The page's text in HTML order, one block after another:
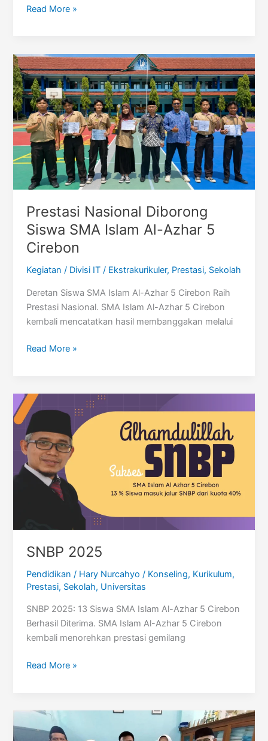
Jurnal
Q1
Read More »
Prestasi Nasional Diborong
Siswa SMA Islam Al-Azhar 5
Cirebon
Kegiatan / Divisi IT/ Ekstrakurikuler, Prestasi, Sekolah
Deretan Siswa SMA Islam Al-Azhar 5 Cirebon Raih
Prestasi Nasional. SMA Islam Al-Azhar 5 Cirebon
kembali mencatatkan hasil membanggakan melalui
Prestasi
Siswa
SMA
Islam
Al-
Azhar
5
Cirebon
Read More »
SNBP 2025
Pendidikan / Hary Nurcahyo / Konseling, Kurikulum,
Prestasi, Sekolah, Universitas
SNBP 2025: 13 Siswa SMA Islam Al-Azhar 5 Cirebon
Berhasil Diterima. SMA Islam Al-Azhar 5 Cirebon
kembali menorehkan prestasi gemilang
SNBP
Read More »